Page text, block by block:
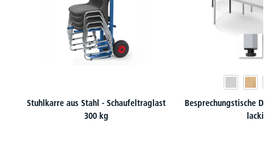
Stuhlkarre aus Stahl - Schaufeltraglast
300 kg
Besprechungstische